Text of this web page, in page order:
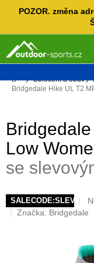
POZOR. změna
Domů
Oblečení a obuv
Bridgedale Hike UL T2
Low
se
z
Značka: Bridgedale